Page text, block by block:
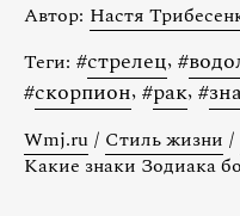
Автор: Настя
Теги: #стрелец, #
#скорпион, #рак, #
Wmj.ru / Стиль жизни /
Какие знаки Зодиака